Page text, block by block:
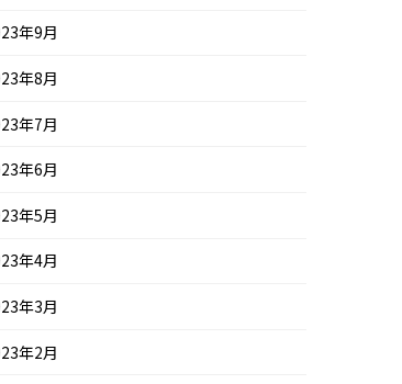
年9月
年8月
年7月
年6月
年5月
年4月
年3月
年2月